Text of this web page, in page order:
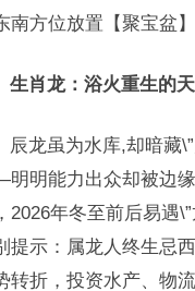
南方位放置【聚宝盆
生肖龙：浴火重生的
辰龙虽为水库,却暗藏
明能力出众却被边缘
2026年冬至前后易遇
提示：属龙人终生忌
转折，投资水产、物